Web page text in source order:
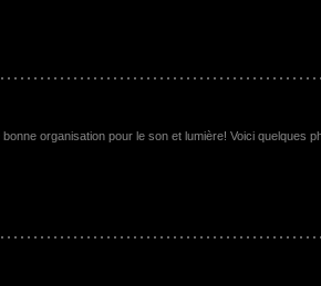
organisation pour le son et lumière! Voici quelques